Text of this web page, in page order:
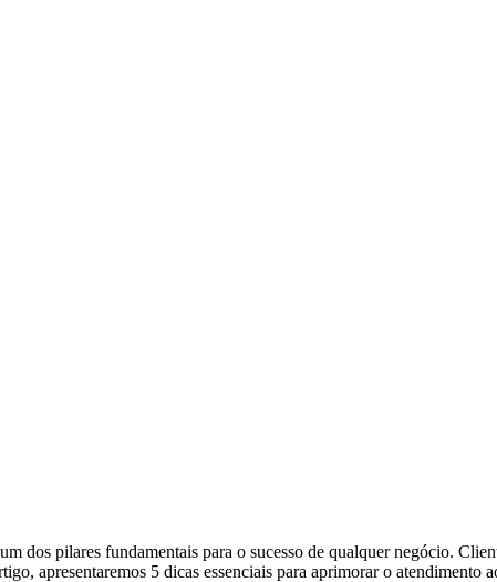
dos pilares fundamentais para o sucesso de qualquer negócio.
apresentaremos 5 dicas essenciais para aprimorar o